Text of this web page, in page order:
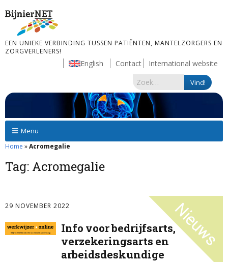
EEN UNIEKE VERBINDING TUSSEN PATIËNTEN, MANTELZORGERS EN
ZORGVERLENERS!
English Contact International website
Menu
Home »Acromegalie
Tag: Acromegalie
29 NOVEMBER 2022
Info voor bedrijfsarts,
verzekeringsarts en
arbeidsdeskundige